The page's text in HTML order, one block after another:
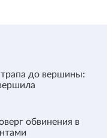
трапа до вершины:
обвинения в